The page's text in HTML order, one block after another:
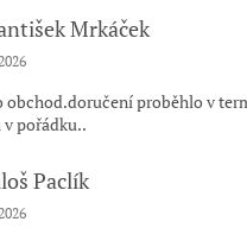
Mrkáček
obchodu je 5 z 5 hvězdiček.
proběhlo v
v pořádku..
Paclík
obchodu je 5 z 5 hvězdiček.